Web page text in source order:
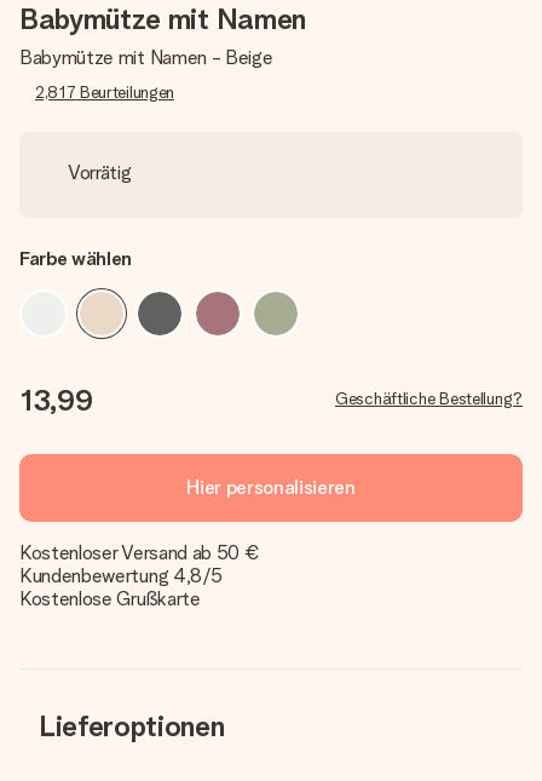
Babymütze mit Namen
Babymütze mit Namen - Beige
2,817 Beurteilungen
Vorrätig
Farbe wählen
13,99 Geschäftliche Bestellung?
Hier personalisieren
Kostenloser Versand ab 50 €
Kundenbewertung 4,8/5
Kostenlose Grußkarte
Lieferoptionen